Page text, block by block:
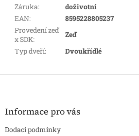
Záruka:
doživotní
EAN:
8595228805237
Provedení zeď
x SDK:
Zeď
Typ dveří: Dvoukřídlé
Z
Informace pro vás
Dodací podmínky